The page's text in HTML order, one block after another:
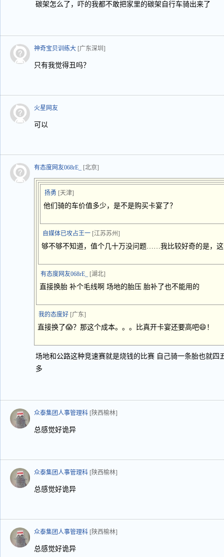
碳架怎么了，吓的我都不敢把家里的碳架自行车骑出来了
神奇宝贝训练大 [广东深圳]
只有我觉得丑吗？
火星网友
可以
有态度网友068rE_ [北京]
扬勇 [天津]
他们骑的车价值多少，是不是购买卡宴了？
自媒体已攻占王一 [江苏苏州]
够不够不知道，值个几十万没问题……我比较好奇的是，
有态度网友068rE_ [湖北]
直接换胎 补个毛线啊 场地的胎压 胎补了也不能用的
我的态度好 [广东]
直接换了😱？那这个成本。。。比真开卡宴还要高吧😄！
场地和公路这种竞速赛就是烧钱的比赛 自己骑一条胎也就四
多
众泰集团人事管理科 [陕西榆林]
总感觉好诡异
众泰集团人事管理科 [陕西榆林]
总感觉好诡异
众泰集团人事管理科 [陕西榆林]
总感觉好诡异